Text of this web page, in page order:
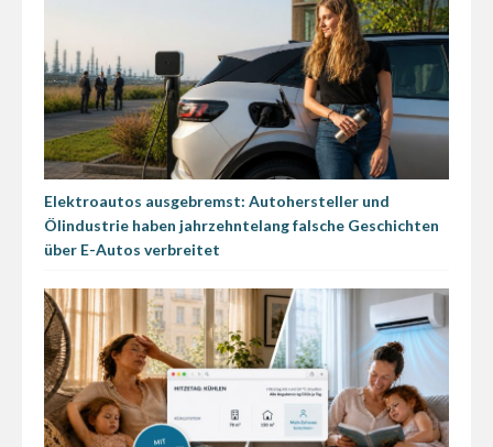
Elektroautos ausgebremst: Autohersteller und
Ölindustrie haben jahrzehntelang falsche Geschichten
über E-Autos verbreitet